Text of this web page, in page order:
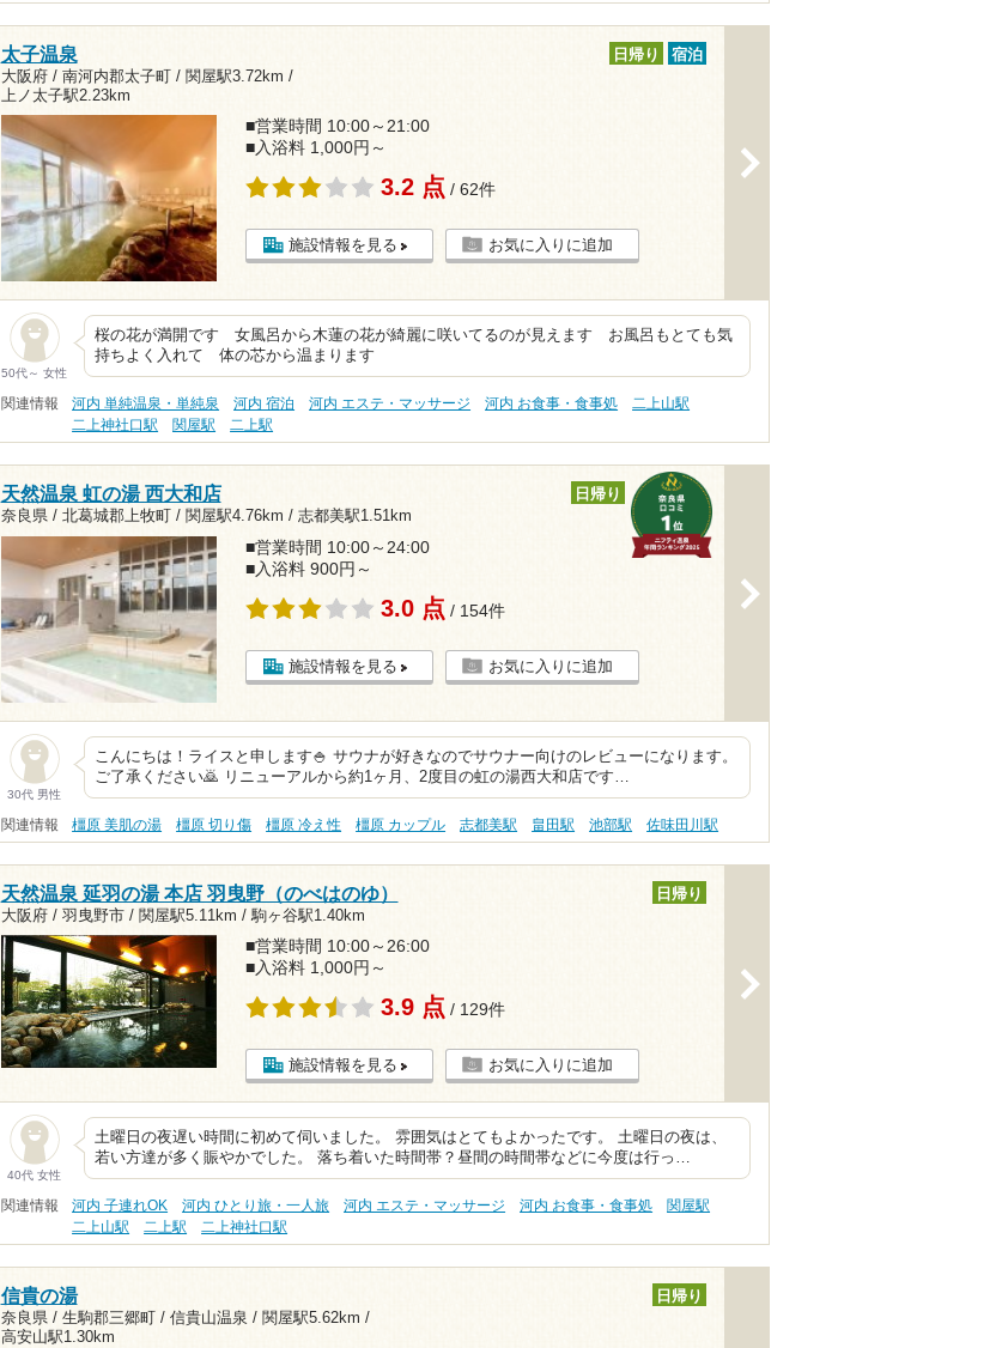
太子温泉
大阪府 / 南河内郡太子町 / 関屋駅3.72km /
上ノ太子駅2.23km
日帰り 宿泊
■営業時間 10:00～21:00
■入浴料 1,000円～
3.2 点 / 62件
施設情報を見る お気に入りに追加
50代～ 女性
桜の花が満開です 女風呂から木蓮の花が綺麗に咲いてるのが見えます お風呂もとても気
持ちよく入れて 体の芯から温まります
関連情報 河内 単純温泉・単純泉 河内 宿泊 河内 エステ・マッサージ 河内 お食事・食事処
二上山駅
二上神社口駅
関屋駅 二上駅
天然温泉 虹の湯 西大和店
奈良県 / 北葛城郡上牧町 / 関屋駅4.76km / 志都美駅1.51km
日帰り
■営業時間 10:00～24:00
■入浴料 900円～
3.0 点 / 154件
施設情報を見る お気に入りに追加
30代 男性
こんにちは！ライスと申します🍚 サウナが好きなのでサウナー向けのレビューになります。
ご了承ください🙇 リニューアルから約1ヶ月、2度目の虹の湯西大和店です…
関連情報 橿原 美肌の湯 橿原 切り傷 橿原 冷え性 橿原 カップル 志都美駅 畠田駅 池部駅 佐味田川駅
天然温泉 延羽の湯 本店 羽曳野（のべはのゆ）
大阪府 / 羽曳野市 / 関屋駅5.11km /駒ヶ谷駅1.40km
日帰り
■営業時間 10:00～26:00
■入浴料 1,000円～
3.9 点 / 129件
施設情報を見る お気に入りに追加
40代 女性
土曜日の夜遅い時間に初めて伺いました。 雰囲気はとてもよかったです。 土曜日の夜は、
若い方達が多く賑やかでした。 落ち着いた時間帯？昼間の時間帯などに今度は行っ…
関連情報 河内 子連れOK 河内 ひとり旅・一人旅 河内 エステ・マッサージ 河内 お食事・食事処
関屋駅
二上山駅
二上駅 二上神社口駅
信貴の湯
奈良県 / 生駒郡三郷町 / 信貴山温泉 / 関屋駅5.62km /
高安山駅1.30km
日帰り